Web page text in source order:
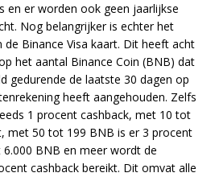
en er worden ook geen jaarlijkse
Nog belangrijker is echter het
Binance Visa kaart. Dit heeft acht
het aantal Binance Coin (BNB) dat
gedurende de laatste 30 dagen op
heeft aangehouden. Zelfs
1 procent cashback, met 10 tot
met 50 tot 199 BNB is er 3 procent
BNB en meer wordt de
cashback bereikt. Dit omvat alle